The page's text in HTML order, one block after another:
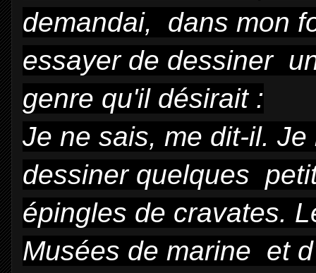
demandai, dans mon
essayer de dessiner
genre qu'il désirait :
Je ne sais, me dit-il.
dessiner quelques
épingles de cravates.
Musées de marine et